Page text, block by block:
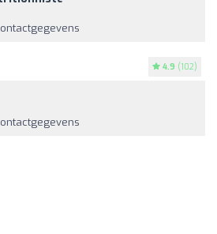
4.9 (102)